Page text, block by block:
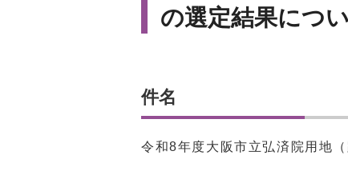
の選定結果につ
件名
令和8年度大阪市立弘済院用地